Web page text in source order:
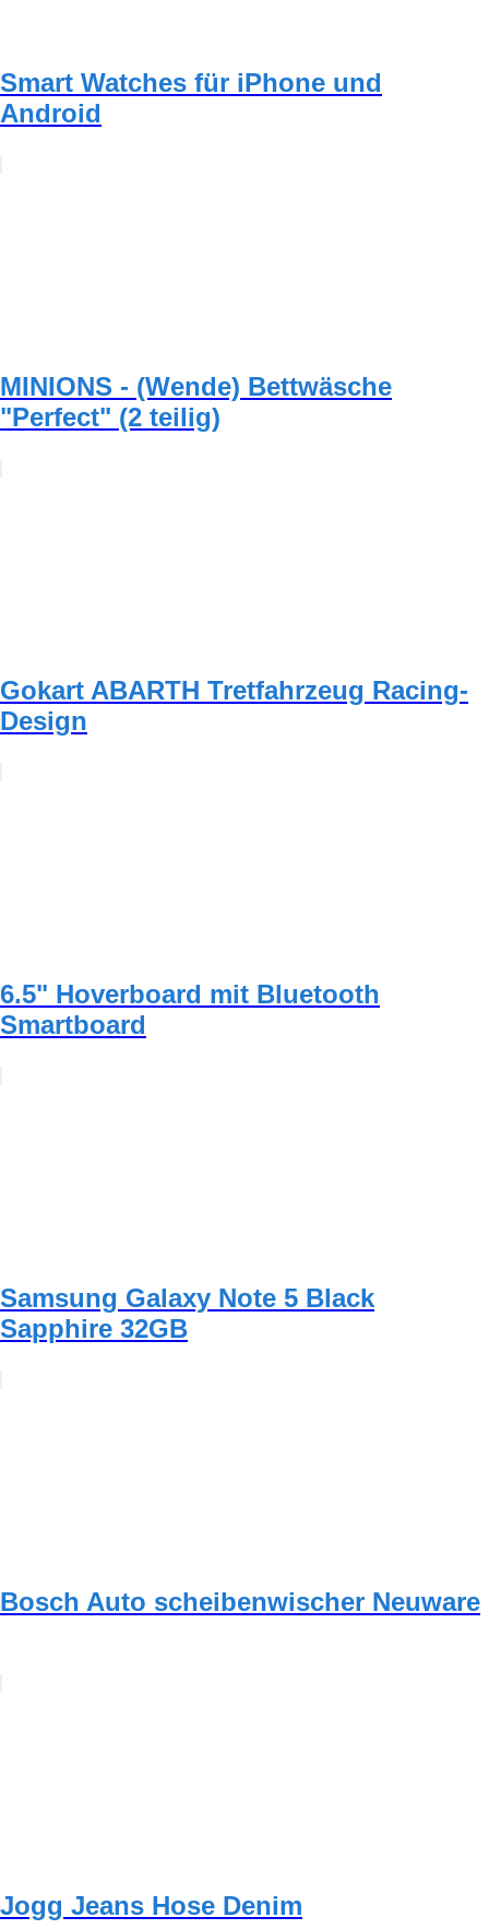
Smart Watches für iPhone und
Android
MINIONS - (Wende) Bettwäsche
"Perfect" (2 teilig)
Gokart ABARTH Tretfahrzeug Racing-
Design
6.5" Hoverboard mit Bluetooth
Smartboard
Samsung Galaxy Note 5 Black
Sapphire 32GB
Bosch Auto scheibenwischer Neuware
Jogg Jeans Hose Denim